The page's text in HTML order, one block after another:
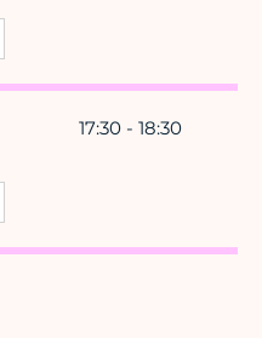
17:30 - 18:30